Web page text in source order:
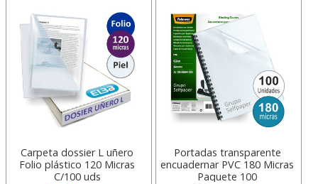
Carpeta dossier L uñero
Folio plástico 120 Micras
C/100 uds
Portadas transparente
encuadernar PVC 180 Micras
Paquete 100